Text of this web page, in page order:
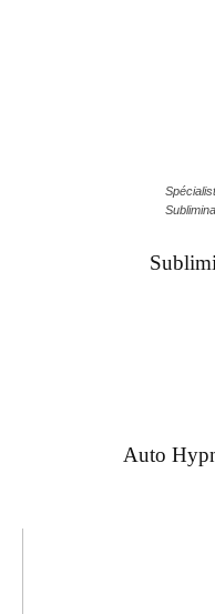
Auto